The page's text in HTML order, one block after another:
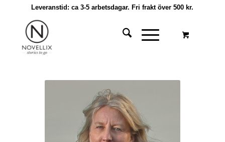
Leveranstid: ca 3-5 arbetsdagar. Fri frakt över 500 kr.